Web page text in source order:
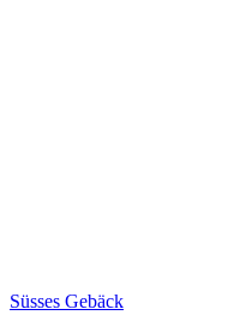
Süsses Gebäck